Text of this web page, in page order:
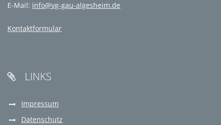
E-Mail: info@vg-gau-algesheim.de
Kontaktformular
 LINKS
Impressum
Datenschutz